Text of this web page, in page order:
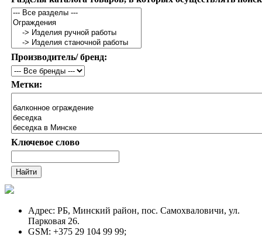
Производитель/ бренд:
Метки:
Ключевое слово
Адрес: РБ, Минский район, пос. Самохваловичи, ул.
Парковая 26.
GSM: +375 29 104 99 99;